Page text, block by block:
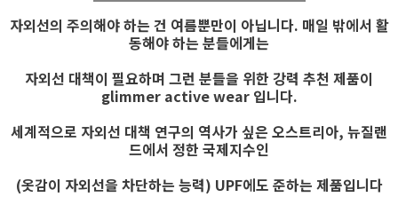
자외선의 주의해야 하는 건 여름뿐만이 아닙니다. 매일 밖에서 활
동해야 하는 분들에게는
자외선 대책이 필요하며 그런 분들을 위한 강력 추천 제품이
glimmer active wear 입니다.
세계적으로 자외선 대책 연구의 역사가 싶은 오스트리아, 뉴질랜
드에서 정한 국제지수인
(옷감이 자외선을 차단하는 능력) UPF에도 준하는 제품입니다